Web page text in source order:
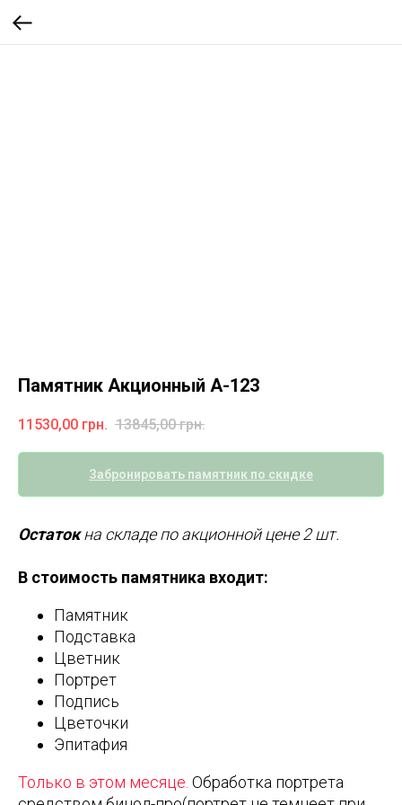
Памятник Акционный А-123
11530,00 грн. 13845,00 грн.
Забронировать памятник по скидке
Остатокна складе по акционной цене 2 шт.
В стоимость памятника входит:
Памятник
Подставка
Цветник
Портрет
Подпись
Цветочки
Эпитафия
Только в этом месяце. Обработка портрета